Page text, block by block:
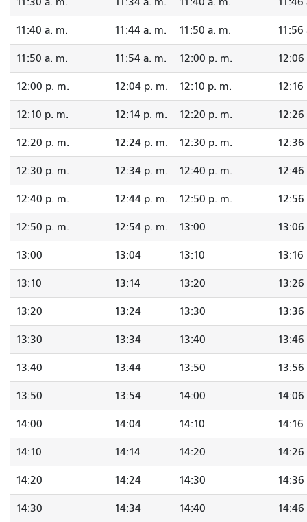
11:40 a. m. 11:44 a. m. 11:50 a. m. 11:56
11:50 a. m. 11:54 a. m. 12:00 p. m.
12:00 p. m. 12:04 p. m. 12:10 p. m. 12:16
12:10 p. m. 12:14 p. m. 12:20 p. m.
12:20 p. m. 12:24 p. m. 12:30 p. m.
12:30 p. m. 12:34 p. m. 12:40 p. m.
12:40 p. m. 12:44 p. m. 12:50 p. m.
12:50 p. m. 12:54 p. m. 13:00 13:06
13:00 13:04 13:10 13:16
13:10 13:14 13:20 13:26
13:20 13:24 13:30 13:36
13:30 13:34 13:40 13:46
13:40 13:44 13:50 13:56
13:50 13:54 14:00 14:06
14:00 14:04 14:10 14:16
14:10 14:14 14:20 14:26
14:20 14:24 14:30 14:36
14:30 14:34 14:40 14:46